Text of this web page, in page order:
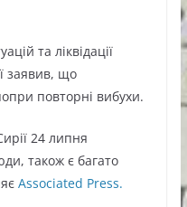
та ліквідації
заявив, що
повторні вибухи.
24 липня
також є багато
Associated Press.